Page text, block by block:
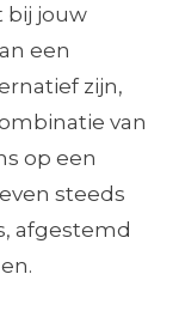
bij jouw
een
zijn,
van
op een
steeds
afgestemd